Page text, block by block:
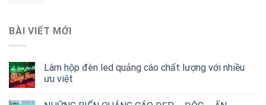
BÀI VIẾT MỚI
Làm hộp đèn led quảng cáo chất lượng với nhiều
ưu việt